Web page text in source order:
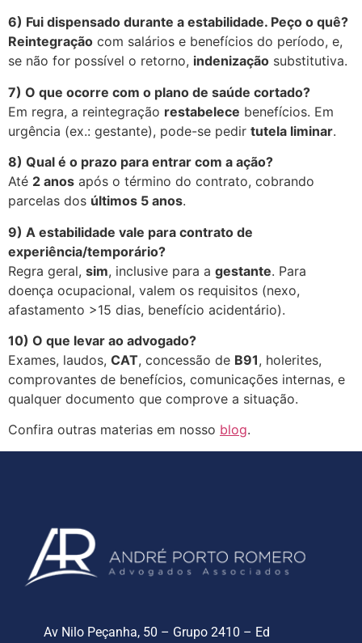
6) Fui dispensado durante a estabilidade. Peço o quê?
Reintegração com salários e benefícios do período, e,
se não for possível o retorno, indenização substitutiva.
7) O que ocorre com o plano de saúde cortado?
Em regra, a reintegração restabelece benefícios. Em
urgência (ex.: gestante), pode-se pedir tutela liminar.
8) Qual é o prazo para entrar com a ação?
Até 2 anos após o término do contrato, cobrando
parcelas dos últimos 5 anos.
9) A estabilidade vale para contrato de
experiência/temporário?
Regra geral, sim, inclusive para a gestante. Para
doença ocupacional, valem os requisitos (nexo,
afastamento >15 dias, benefício acidentário).
10) O que levar ao advogado?
Exames, laudos, CAT, concessão de B91, holerites,
comprovantes de benefícios, comunicações internas, e
qualquer documento que comprove a situação.
Confira outras materias em nosso blog.
Av Nilo Peçanha, 50 – Grupo 2410 – Ed